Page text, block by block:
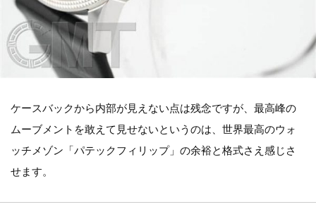
ケースバックから内部が見えない点は残念ですが、最高峰の
ムーブメントを敢えて見せないというのは、世界最高のウォ
ッチメゾン「パテックフィリップ」の余裕と格式さえ感じさ
せます。